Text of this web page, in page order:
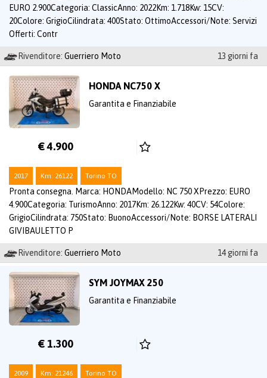
EURO 2.900Categoria: ClassicAnno: 2022Km: 1.718Kw: 15CV:
20Colore: GrigioCilindrata: 400Stato: OttimoAccessori/Note: Servizi
Offerti: Contr
Rivenditore: Guerriero Moto 13 giorni fa
HONDA NC750 X
Garantita e Finanziabile
€ 4.900
2017 Km: 26122 Torino TO
Pronta consegna. Marca: HONDAModello: NC 750 XPrezzo: EURO
4.900Categoria: TurismoAnno: 2017Km: 26.122Kw: 40CV: 54Colore:
GrigioCilindrata: 750Stato: BuonoAccessori/Note: BORSE LATERALI
GIVIBAULETTO P
Rivenditore: Guerriero Moto 14 giorni fa
SYM JOYMAX 250
Garantita e Finanziabile
€ 1.300
2009 Km: 21246 Torino TO